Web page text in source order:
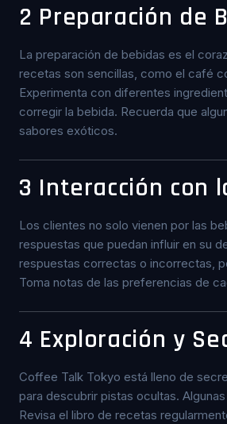
2 Preparación de
La preparación de bebidas es el
recetas son sencillas, como el café
Experimenta con diferentes
corregir la bebida. Recuerda que
sabores exóticos.
3 Interacción con
Los clientes no solo vienen por las
respuestas que puedan influir en su
respuestas correctas o incorrectas,
Toma notas de las preferencias de
4 Exploración y
Coffee Talk Tokyo está lleno de
para descubrir pistas ocultas.
Revisa el libro de recetas